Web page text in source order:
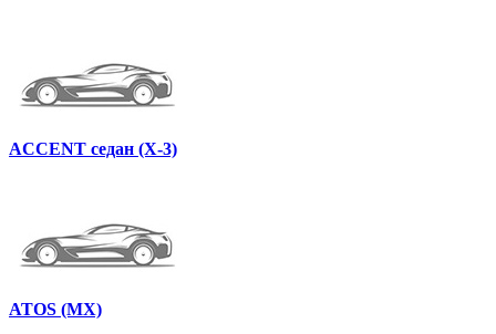
ACCENT седан (X-3)
ATOS (MX)